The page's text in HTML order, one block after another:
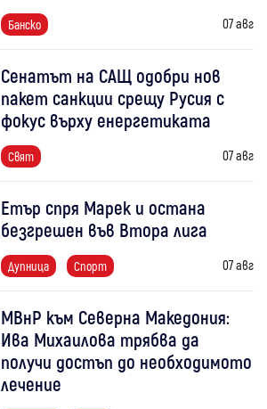
Банско 07 авг
Сенатът на САЩ одобри нов
пакет санкции срещу Русия с
фокус върху енергетиката
Свят 07 авг
Етър спря Марек и остана
безгрешен във Втора лига
Дупница Спорт 07 авг
МВнР към Северна Македония:
Ива Михаилова трябва да
получи достъп до необходимото
лечение